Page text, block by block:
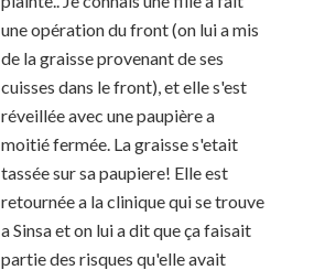
une opération du front (on lui a mis
de la graisse provenant de ses
cuisses dans le front), et elle s'est
réveillée avec une paupière a
moitié fermée. La graisse s'etait
tassée sur sa paupiere! Elle est
retournée a la clinique qui se trouve
a Sinsa et on lui a dit que ça faisait
partie des risques qu'elle avait